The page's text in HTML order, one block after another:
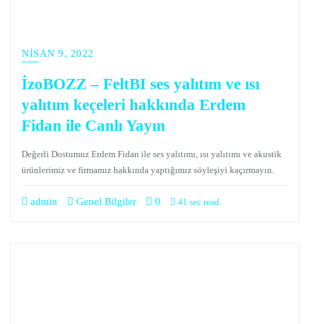
NISAN 9, 2022
İzoBOZZ – FeltBI ses yalıtım ve ısı
yalıtım keçeleri hakkında Erdem
Fidan ile Canlı Yayın
Değerli Dostumuz Erdem Fidan ile ses yalıtımı, ısı yalıtımı ve akustik
ürünlerimiz ve firmamız hakkında yaptığımız söyleşiyi kaçırmayın.
admin Genel Bilgiler 0 41 sec read